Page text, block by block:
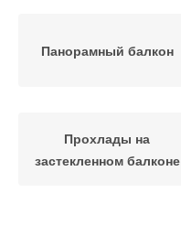
Панорамный балкон
Прохлады на
застекленном балконе